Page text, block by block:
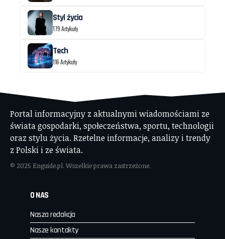
Styl życia
179 Artykuły
Tech
116 Artykuły
Portal informacyjny z aktualnymi wiadomościami ze
świata gospodarki, społeczeństwa, sportu, technologii
oraz stylu życia. Rzetelne informacje, analizy i trendy
z Polski i ze świata.
© 2025 Enguide.pl. Wszelkie prawa zastrzeżone.
O NAS
Nasza redakcja
Nasze kontakty